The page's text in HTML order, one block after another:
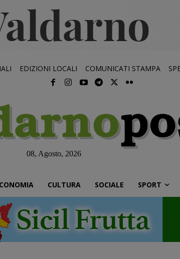
EDIZIONI LOCALI COMUNICATI STAMPA
08, Agosto, 2026
CULTURA SOCIALE SPORT